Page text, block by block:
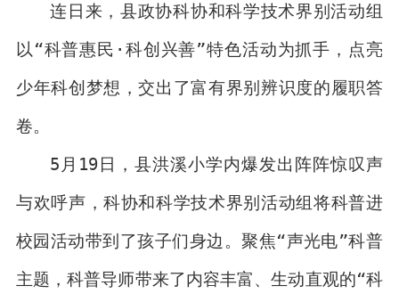
连日来，县政协科协和科学技术界别活动组
以“科普惠民·科创兴善”特色活动为抓手，点亮
少年科创梦想，交出了富有界别辨识度的履职答
卷。
5月19日，县洪溪小学内爆发出阵阵惊叹声
与欢呼声，科协和科学技术界别活动组将科普进
校园活动带到了孩子们身边。聚焦“声光电”科普
主题，科普导师带来了内容丰富、生动直观的“科